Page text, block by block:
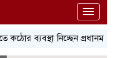
Toggle
নিচ্ছেন প্রধানমন্ত্রী: রিজভী